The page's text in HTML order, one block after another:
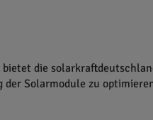
die
Solarmodule zu